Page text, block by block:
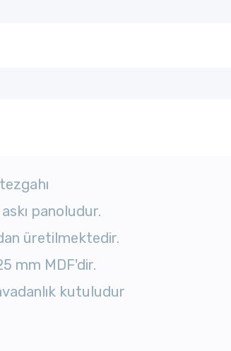
panoludur.
üretilmektedir.
mm MDF'dir.
kutuludur